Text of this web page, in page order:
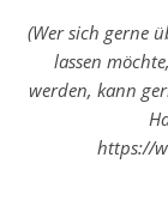
(Wer sich gerne
lassen
werden, kann
https://